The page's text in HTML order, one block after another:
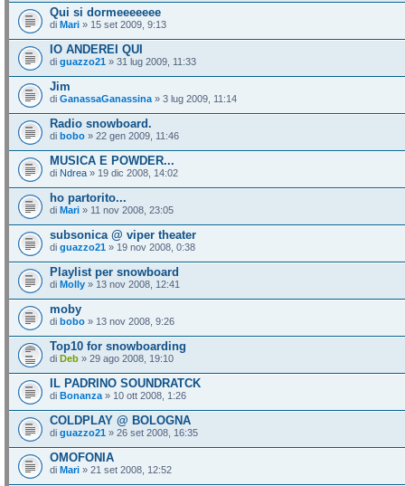
Qui si dormeeeeeee
di Mari » 15 set 2009, 9:13
IO ANDEREI QUI
di guazzo21 » 31 lug 2009, 11:33
Jim
di GanassaGanassina » 3 lug 2009, 11:14
Radio snowboard.
di bobo » 22 gen 2009, 11:46
MUSICA E POWDER...
di Ndrea » 19 dic 2008, 14:02
ho partorito...
di Mari » 11 nov 2008, 23:05
subsonica @ viper theater
di guazzo21 » 19 nov 2008, 0:38
Playlist per snowboard
di Molly » 13 nov 2008, 12:41
moby
di bobo » 13 nov 2008, 9:26
Top10 for snowboarding
di Deb » 29 ago 2008, 19:10
IL PADRINO SOUNDRATCK
di Bonanza » 10 ott 2008, 1:26
COLDPLAY @ BOLOGNA
di guazzo21 » 26 set 2008, 16:35
OMOFONIA
di Mari » 21 set 2008, 12:52